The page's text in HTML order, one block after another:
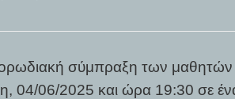
σύμπραξη των μαθητών
04/06/2025 και ώρα 19:30 σε